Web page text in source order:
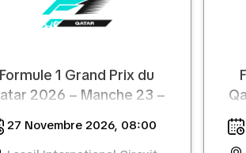
Formule 1 Grand Prix du
2026 – Manche 23 –
27 Novembre 2026, 08:00